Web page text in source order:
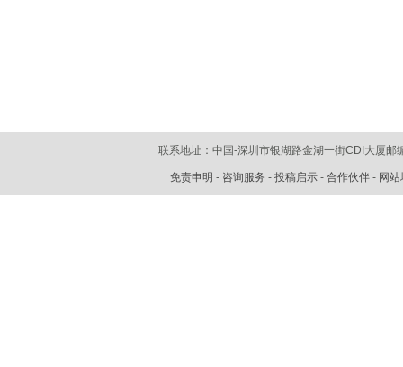
联系地址：中国-深圳市银湖路金湖一街CDI大厦邮
免责申明 - 咨询服务 - 投稿启示- 合作伙伴- 网站